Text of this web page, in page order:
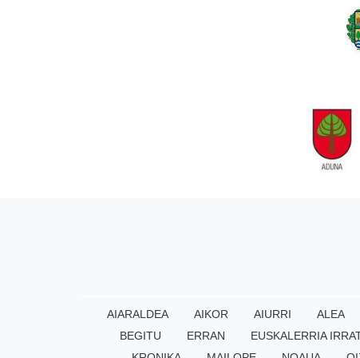
AIARALDEA AIKOR AIURRI ALEA
BEGITU
ERRAN EUSKALERRIA